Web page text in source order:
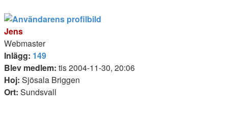
Jens
Webmaster
Inlägg: 149
Blev medlem: tis 2004-11-30, 20:06
Hoj: Sjösala Briggen
Ort: Sundsvall